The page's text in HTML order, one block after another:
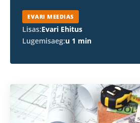
EVARI MEEDIAS
Lisas:Evari Ehitus
Lugemisaeg:u 1 min